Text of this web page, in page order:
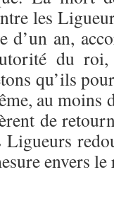
les
d’un an,
du
qu’ils
au moins
de
envers